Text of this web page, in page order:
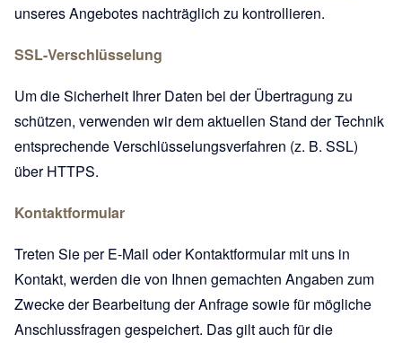
unseres Angebotes nachträglich zu kontrollieren.
SSL-Verschlüsselung
Um die Sicherheit Ihrer Daten bei der Übertragung zu
schützen, verwenden wir dem aktuellen Stand der Technik
entsprechende Verschlüsselungsverfahren (z. B. SSL)
über HTTPS.
Kontaktformular
Treten Sie per E-Mail oder Kontaktformular mit uns in
Kontakt, werden die von Ihnen gemachten Angaben zum
Zwecke der Bearbeitung der Anfrage sowie für mögliche
Anschlussfragen gespeichert. Das gilt auch für die